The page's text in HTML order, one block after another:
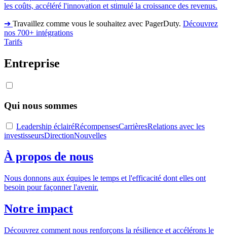
les coûts, accéléré l'innovation et stimulé la croissance des revenus.
➔ Travaillez comme vous le souhaitez avec PagerDuty. Découvrez
nos 700+ intégrations
Tarifs
Entreprise
Qui nous sommes
Leadership éclairéRécompensesCarrièresRelations avec les
investisseursDirectionNouvelles
À propos de nous
Nous donnons aux équipes le temps et l'efficacité dont elles ont
besoin pour façonner l'avenir.
Notre impact
Découvrez comment nous renforçons la résilience et accélérons le